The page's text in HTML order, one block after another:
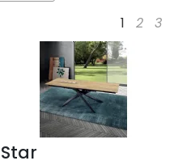
1
2 3
Star